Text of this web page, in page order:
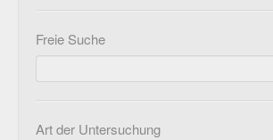
Freie Suche
Art der Untersuchung